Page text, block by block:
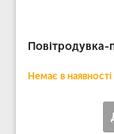
Немає в наявності